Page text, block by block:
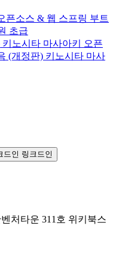
픈소스 & 웹 스프링 부트
초급
키노시타 마사아키
오픈
(개정판) 키노시타 마사
링크드인
처타운 311호 위키북스